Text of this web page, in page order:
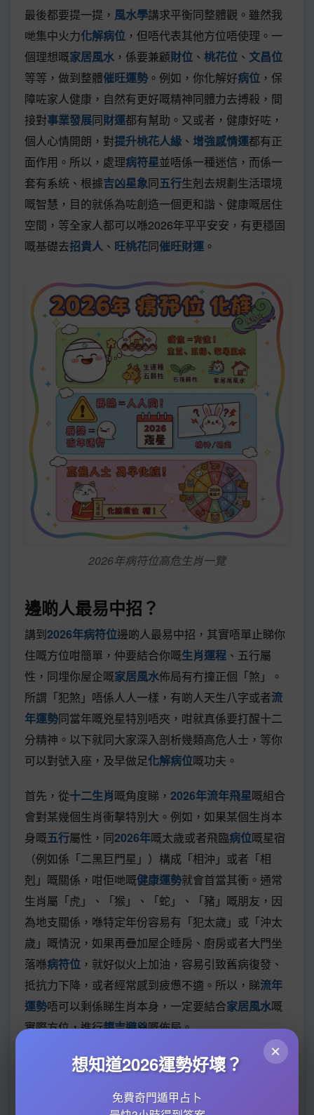
最後都要提一提， 風水學講求平衡同整體觀。雖然我
哋集中火力化解病位 ，但唔代表其他方位唔使理。一
個理想嘅家居風水 ，係要兼顧財位 、 桃花位 、 文昌位
等等，做到整體催旺運勢 。例如，你化解好病位 ，保
障咗家人健康，自然有更好嘅精神同體力去搏殺，間
接對事業發展同財運都有幫助。又或者，健康好咗，
個人心情開朗，對提升桃花人緣 、 增強感情運都有正
面作用。所以，處理病符星並唔係一種迷信，而係一
套有系統、根據吉凶星象同五行生剋去規劃生活環境
嘅智慧，目的就係為咗創造一個更和諧、健康嘅居住
空間，等全家人都可以喺2026年平平安安，有更穩固
嘅基礎去招貴人 、 旺桃花同催旺財運 。
2026年病符位高危生肖一覽
邊啲人最易中招？
講到2026年病符位邊啲人最易中招，其實唔單止睇你
住嘅方位咁簡單，仲要結合你嘅生肖運程 、五行屬
性，同埋你屋企嘅家居風水佈局有冇撞正個「煞」。
所謂「犯煞」唔係人人一樣，有啲人天生八字或者流
年運勢同當年嘅兇星特別唔夾，咁就真係要打醒十二
分精神。以下就同大家深入剖析幾類高危人士，等你
可以對號入座，及早做足化解病位嘅功夫。
首先，從十二生肖嘅角度睇， 2026年流年飛星嘅組合
會對某幾個生肖衝擊特別大。例如，如果某個生肖本
身嘅五行屬性，同2026年嘅太歲或者飛臨病位嘅星宿
（例如係「二黑巨門星」）構成「相沖」或者「相
剋」嘅關係，咁佢哋嘅健康運勢就會首當其衝。通常
生肖屬「虎」、「猴」、「蛇」、「豬」嘅朋友，因
為地支關係，喺特定年份容易有「犯太歲」或「沖太
歲」嘅情況，如果再疊加屋企睡房、廚房或者大門坐
落喺病符位 ，就好似火上加油，容易引致舊病復發、
抵抗力下降，或者經常感到疲憊不適。所以，睇流年
運勢唔可以剩係睇生肖本身，一定要結合家居風水嘅
實際方位，進行趨吉避兇嘅佈局。
第二類高危人士，就係屋企嘅風水佈局本身已經有問
大門或睡房正對升降機口、樓梯底或長走廊
×
想知道2026運勢好壞？
免費奇門遁甲占卜